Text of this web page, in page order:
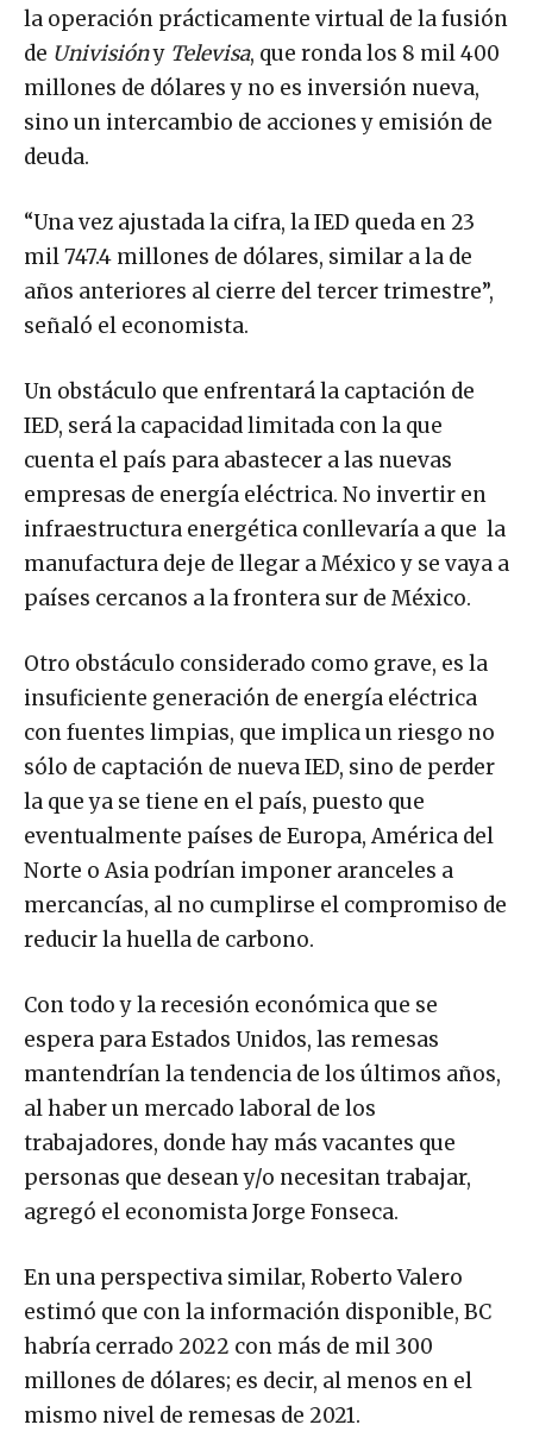
la operación prácticamente virtual de la fusión
de Univisióny Televisa, que ronda los 8 mil 400
millones de dólares y no es inversión nueva,
sino un intercambio de acciones y emisión de
deuda.
“Una vez ajustada la cifra, la IED queda en 23
mil 747.4 millones de dólares, similar a la de
años anteriores al cierre del tercer trimestre”,
señaló el economista.
Un obstáculo que enfrentará la captación de
IED, será la capacidad limitada con la que
cuenta el país para abastecer a las nuevas
empresas de energía eléctrica. No invertir en
infraestructura energética conllevaría a que la
manufactura deje de llegar a México y se vaya a
países cercanos a la frontera sur de México.
Otro obstáculo considerado como grave, es la
insuficiente generación de energía eléctrica
con fuentes limpias, que implica un riesgo no
sólo de captación de nueva IED, sino de perder
la que ya se tiene en el país, puesto que
eventualmente países de Europa, América del
Norte o Asia podrían imponer aranceles a
mercancías, al no cumplirse el compromiso de
reducir la huella de carbono.
Con todo y la recesión económica que se
espera para Estados Unidos, las remesas
mantendrían la tendencia de los últimos años,
al haber un mercado laboral de los
trabajadores, donde hay más vacantes que
personas que desean y/o necesitan trabajar,
agregó el economista Jorge Fonseca.
En una perspectiva similar, Roberto Valero
estimó que con la información disponible, BC
habría cerrado 2022 con más de mil 300
millones de dólares; es decir, al menos en el
mismo nivel de remesas de 2021.